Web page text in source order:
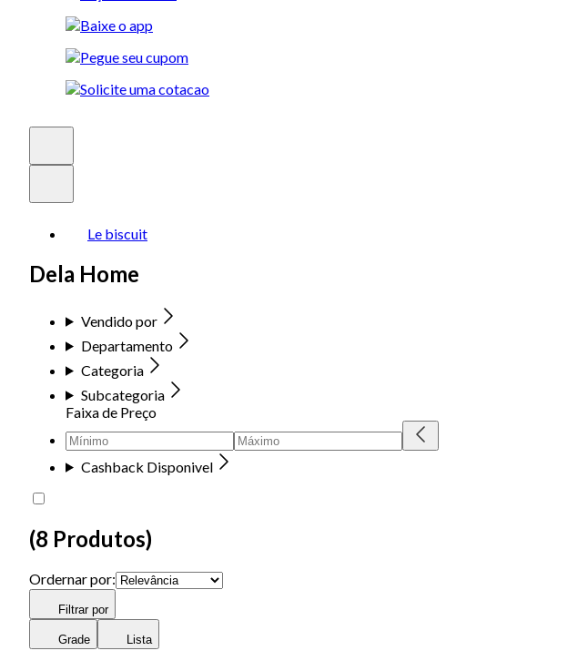
Le biscuit
Dela Home
Vendido por
Departamento
Categoria
Subcategoria
Faixa de Preço
Cashback Disponivel
(8 Produtos)
Ordernar por:
Filtrar por
Grade Lista